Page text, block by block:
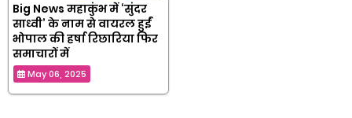
Big News महाकुंभ में ‘सुंदर
साध्वी’ के नाम से वायरल हुईं
भोपाल की हर्षा रिछारिया फिर
समाचारों में
May 06, 2025